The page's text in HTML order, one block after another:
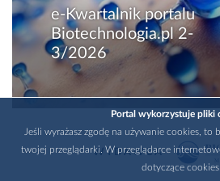
e-Kwartalnik portalu
Biotechnologia.pl 2-
3/2026
WYDAWCA
Portal wykorzystuje pliki
Jeśli wyrażasz zgodę na używanie cookies, to
twojej przeglądarki. W przeglądarce
dotyczące cookies.